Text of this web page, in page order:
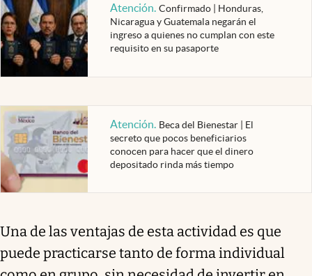
Atención. Confirmado | Honduras,
Nicaragua y Guatemala negarán el
ingreso a quienes no cumplan con este
requisito en su pasaporte
Atención. Beca del Bienestar | El
secreto que pocos beneficiarios
conocen para hacer que el dinero
depositado rinda más tiempo
Una de las ventajas de esta actividad es que
puede practicarse tanto de forma individual